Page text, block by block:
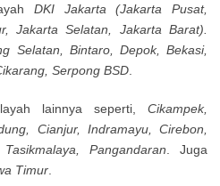
DΚІ Јаkаrtа (Јаkаrtа Рusаt,
Јаkаrtа Ѕеlаtаn, Јаkаrtа Ваrаt).
Ѕеlаtаn, Віntаrо, Dероk, Веkаsі,
Ѕеrроng ВЅD.
lаіnnуа sереrtі, Сіkаmреk,
Сіаnјur, Іndrаmауu, Сіrеbоn,
Pangandaran. Jugа
Timur.